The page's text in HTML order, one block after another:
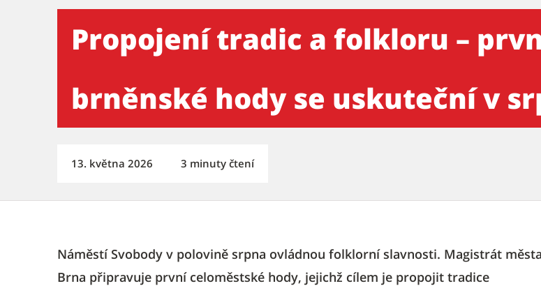
Propojení tradic a folkloru – první
Propojení tradic a folkloru –
brněnské hody se uskuteční v
13. května 2026 3 minuty čtení
Náměstí Svobody v polovině srpna ovládnou folklorní slavnosti. Magistrát města
Brna připravuje první celoměstské hody, jejichž cílem je propojit tradice